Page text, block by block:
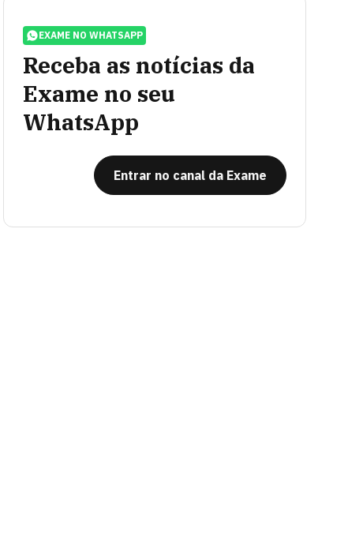
EXAME NO WHATSAPP
Receba as notícias da
Exame no seu
WhatsApp
Entrar no canal da Exame